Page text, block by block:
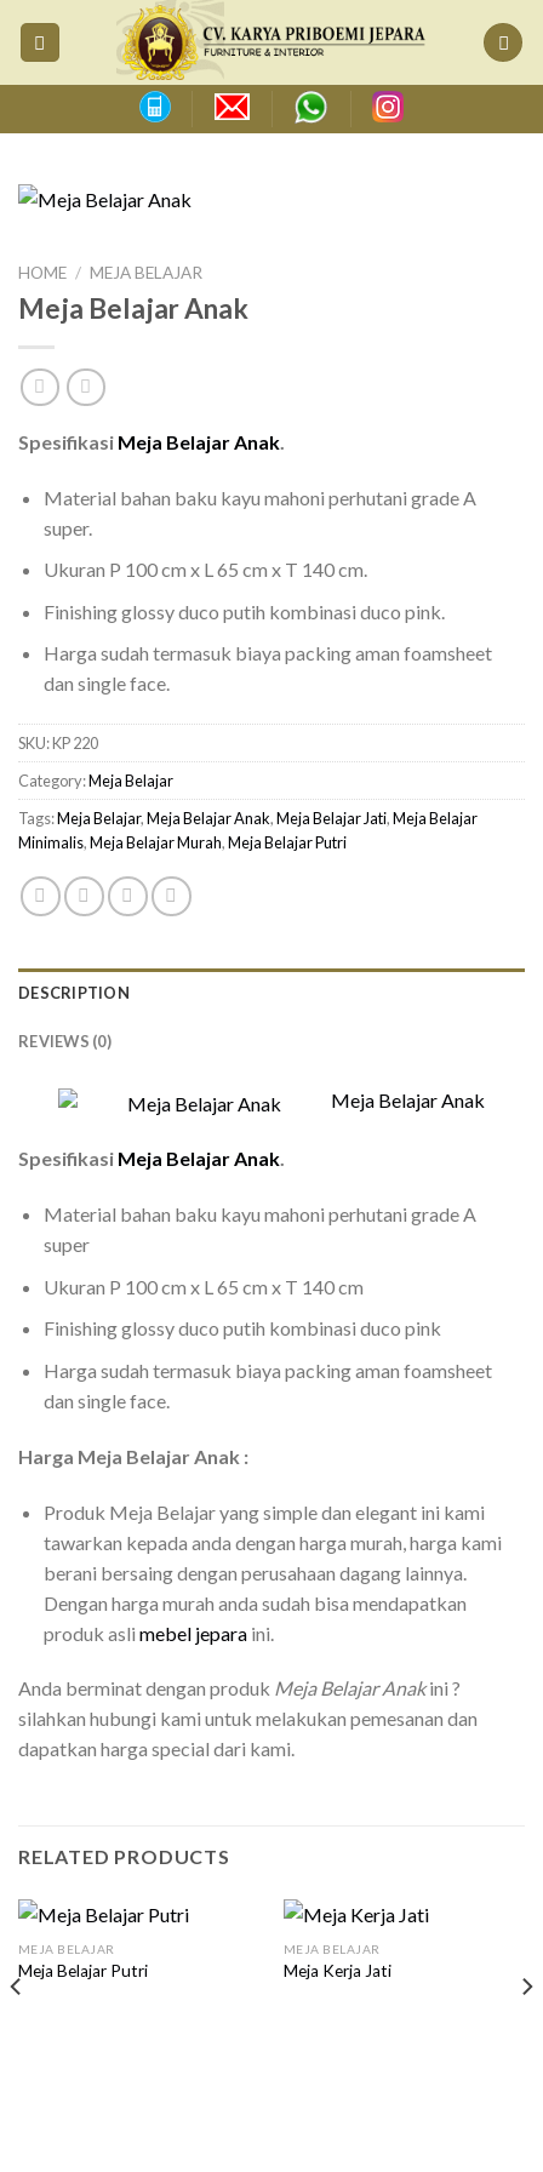
HOME / MEJA BELAJAR
Meja Belajar Anak
Spesifikasi Meja Belajar Anak.
Material bahan baku kayu mahoni perhutani grade A
super.
Ukuran P 100 cm x L 65 cm x T 140 cm.
Finishing glossy duco putih kombinasi duco pink.
Harga sudah termasuk biaya packing aman foamsheet
dan single face.
SKU:KP 220
Category:Meja Belajar
Tags:Meja Belajar,Meja Belajar Anak,Meja Belajar Jati,Meja Belajar
Minimalis,Meja Belajar Murah,Meja Belajar Putri
DESCRIPTION
REVIEWS (0)
Meja Belajar Anak
Spesifikasi Meja Belajar Anak.
Material bahan baku kayu mahoni perhutani grade A
super
Ukuran P 100 cm x L 65 cm x T 140 cm
Finishing glossy duco putih kombinasi duco pink
Harga sudah termasuk biaya packing aman foamsheet
dan single face.
Harga Meja Belajar Anak :
Produk Meja Belajar yang simple dan elegant ini kami
tawarkan kepada anda dengan harga murah, harga kami
berani bersaing dengan perusahaan dagang lainnya.
Dengan harga murah anda sudah bisa mendapatkan
produk asli mebel jeparaini.
Anda berminat dengan produk Meja Belajar Anakini ?
silahkan hubungi kami untuk melakukan pemesanan dan
dapatkan harga special dari kami.
RELATED PRODUCTS
MEJA BELAJAR
Meja Belajar Putri
MEJA BELAJAR
Meja Kerja Jati